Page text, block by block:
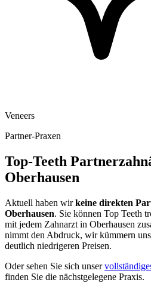
Veneers
Partner-Praxen
Top-Teeth
Oberhausen
Aktuell haben wirkeine direkten
Oberhausen. Sie können Top Teeth
mit jedem Zahnarzt in Oberhausen
nimmt den Abdruck, wir kümmern
deutlich niedrigeren Preisen.
Oder sehen Sie sich unser
finden Sie die nächstgelegene Praxis.